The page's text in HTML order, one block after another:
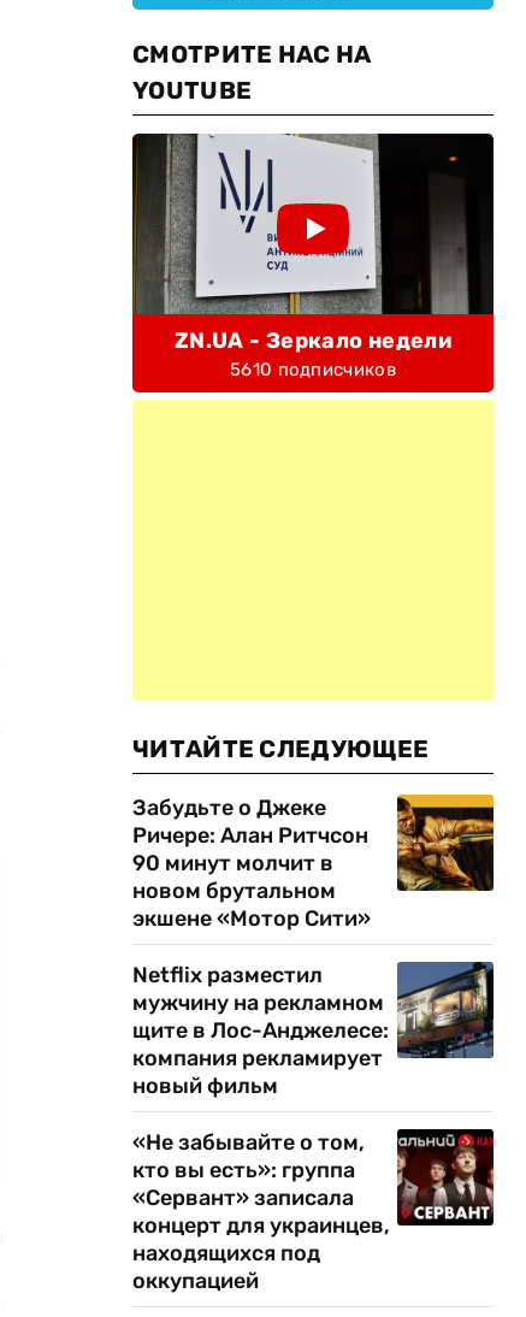
СМОТРИТЕ НАС НА
YOUTUBE
ZN.UA - Зеркало недели
5610 подписчиков
ЧИТАЙТЕ СЛЕДУЮЩЕЕ
Забудьте о Джеке
Ричере: Алан Ритчсон
90 минут молчит в
новом брутальном
экшене «Мотор Сити»
Netflix разместил
мужчину на рекламном
щите в Лос-Анджелесе:
компания рекламирует
новый фильм
«Не забывайте о том,
кто вы есть»: группа
«Сервант» записала
концерт для украинцев,
находящихся под
оккупацией